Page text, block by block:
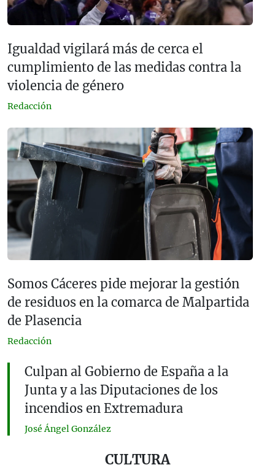
Igualdad vigilará más de cerca el
cumplimiento de las medidas contra la
violencia de género
Redacción
Somos Cáceres pide mejorar la gestión
de residuos en la comarca de Malpartida
de Plasencia
Redacción
Culpan al Gobierno de España a la
Junta y a las Diputaciones de los
incendios en Extremadura
José Ángel González
CULTURA